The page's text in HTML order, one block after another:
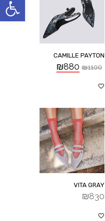
CAMILLE PAYTON
₪1100
₪880
VITA GRAY
₪830